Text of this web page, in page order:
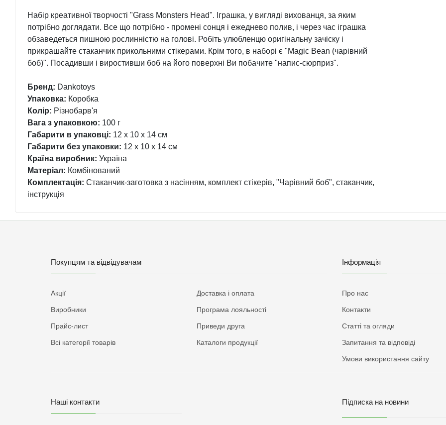
Набір креативної творчості "Grass Monsters Head". Іграшка, у вигляді вихованця, за яким
потрібно доглядати. Все що потрібно - промені сонця і ежеднево полив, і через час іграшка
обзаведеться пишною рослинністю на голові. Робіть улюбленцю оригінальну зачіску і
прикрашайте стаканчик прикольними стікерами. Крім того, в наборі є "Magic Bean (чарівний
боб)". Посадивши і виростивши боб на його поверхні Ви побачите "напис-сюрприз".
Бренд: Dankotoys
Упаковка: Коробка
Колір: Різнобарв'я
Вага з упаковкою: 100 г
Габарити в упаковці: 12 x 10 x 14 см
Габарити без упаковки: 12 x 10 x 14 см
Країна виробник: Україна
Матеріал: Комбінований
Комплектація: Стаканчик-заготовка з насінням, комплект стікерів, "Чарівний боб", стаканчик,
інструкція
Покупцям та відвідувачам
Акції
Виробники
Прайс-лист
Всі категорії товарів
Доставка і оплата
Програма лояльності
Приведи друга
Каталоги продукції
Інформація
Про нас
Контакти
Статті та огляди
Запитання та відповіді
Умови використання сайту
Наші контакти Підписка на новини